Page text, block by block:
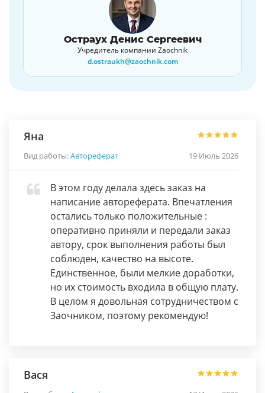
Остраух Денис Сергеевич
Учредитель компании Zaochnik
d.ostraukh@zaochnik.com
Яна
Вид работы:Автореферат 19 Июль 2026
В этом году делала здесь заказ на
написание автореферата. Впечатления
остались только положительные :
оперативно приняли и передали заказ
автору, срок выполнения работы был
соблюден, качество на высоте.
Единственное, были мелкие доработки,
но их стоимость входила в общую плату.
В целом я довольная сотрудничеством с
Заочником, поэтому рекомендую!
Вася